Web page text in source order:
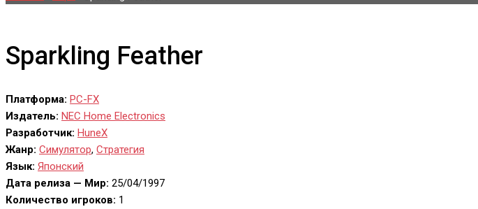
Sparkling Feather
Платформа: PC-FX
Издатель: NEC Home Electronics
Разработчик: HuneX
Жанр: Симулятор, Стратегия
Язык: Японский
Дата релиза — Мир: 25/04/1997
Количество игроков: 1